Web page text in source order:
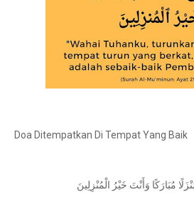
Doa Ditempatkan Di Tempat Yang Baik
مُبَارَكًا وَأَنْتَ خَيْرُ الْمُنْزِلِينَ